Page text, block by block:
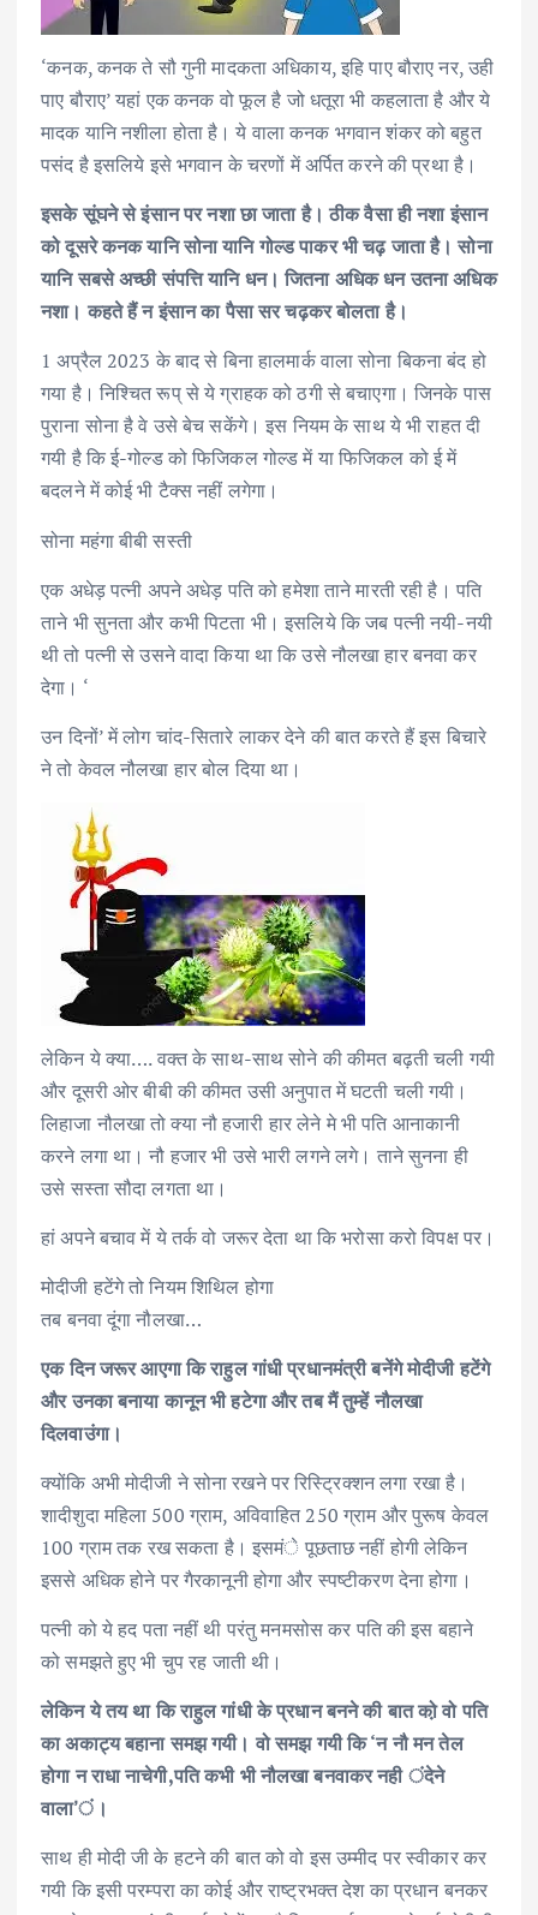
‘कनक, कनक ते सौ गुनी मादकता अधिकाय, इहि पाए बौराए नर, उही
पाए बौराए’ यहां एक कनक वो फूल है जो धतूरा भी कहलाता है और ये
मादक यानि नशीला होता है। ये वाला कनक भगवान शंकर को बहुत
पसंद है इसलिये इसे भगवान के चरणों में अर्पित करने की प्रथा है।
इसके सूंघने से इंसान पर नशा छा जाता है। ठीक वैसा ही नशा इंसान
को दूसरे कनक यानि सोना यानि गोल्ड पाकर भी चढ़ जाता है। सोना
यानि सबसे अच्छी संपत्ति यानि धन। जितना अधिक धन उतना अधिक
नशा। कहते हैं न इंसान का पैसा सर चढ़कर बोलता है।
1 अप्रैल 2023 के बाद से बिना हालमार्क वाला सोना बिकना बंद हो
गया है। निश्चित रूप् से ये ग्राहक को ठगी से बचाएगा। जिनके पास
पुराना सोना है वे उसे बेच सकेंगे। इस नियम के साथ ये भी राहत दी
गयी है कि ई-गोल्ड को फिजिकल गोल्ड में या फिजिकल को ई में
बदलने में कोई भी टैक्स नहीं लगेगा।
सोना महंगा बीबी सस्ती
एक अधेड़ पत्नी अपने अधेड़ पति को हमेशा ताने मारती रही है। पति
ताने भी सुनता और कभी पिटता भी। इसलिये कि जब पत्नी नयी-नयी
थी तो पत्नी से उसने वादा किया था कि उसे नौलखा हार बनवा कर
देगा। ‘
उन दिनों’ में लोग चांद-सितारे लाकर देने की बात करते हैं इस बिचारे
ने तो केवल नौलखा हार बोल दिया था।
लेकिन ये क्या…. वक्त के साथ-साथ सोने की कीमत बढ़ती चली गयी
और दूसरी ओर बीबी की कीमत उसी अनुपात में घटती चली गयी।
लिहाजा नौलखा तो क्या नौ हजारी हार लेने मे भी पति आनाकानी
करने लगा था। नौ हजार भी उसे भारी लगने लगे। ताने सुनना ही
उसे सस्ता सौदा लगता था।
हां अपने बचाव में ये तर्क वो जरूर देता था कि भरोसा करो विपक्ष पर।
मोदीजी हटेंगे तो नियम शिथिल होगा
तब बनवा दूंगा नौलखा…
एक दिन जरूर आएगा कि राहुल गांधी प्रधानमंत्री बनेंगे मोदीजी हटेंगे
और उनका बनाया कानून भी हटेगा और तब मैं तुम्हें नौलखा
दिलवाउंगा।
क्योंकि अभी मोदीजी ने सोना रखने पर रिस्ट्रिक्शन लगा रखा है।
शादीशुदा महिला 500 ग्राम, अविवाहित 250 ग्राम और पुरूष केवल
100 ग्राम तक रख सकता है। इसमंे पूछताछ नहीं होगी लेकिन
इससे अधिक होने पर गैरकानूनी होगा और स्पष्टीकरण देना होगा।
पत्नी को ये हद पता नहीं थी परंतु मनमसोस कर पति की इस बहाने
को समझते हुए भी चुप रह जाती थी।
लेकिन ये तय था कि राहुल गांधी के प्रधान बनने की बात को़ वो पति
का अकाट्य बहाना समझ गयी। वो समझ गयी कि ‘न नौ मन तेल
होगा न राधा नाचेगी,पति कभी भी नौलखा बनवाकर नही ंदेने
वाला’ं।
साथ ही मोदी जी के हटने की बात को वो इस उम्मीद पर स्वीकार कर
गयी कि इसी परम्परा का कोई और राष्ट्रभक्त देश का प्रधान बनकर